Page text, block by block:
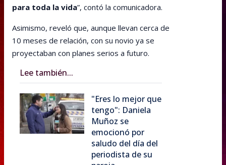
para toda la vida”, contó la comunicadora.
Asimismo, reveló que, aunque llevan cerca de
10 meses de relación, con su novio ya se
proyectaban con planes serios a futuro.
Lee también...
"Eres lo mejor que
tengo": Daniela
Muñoz se
emocionó por
saludo del día del
periodista de su